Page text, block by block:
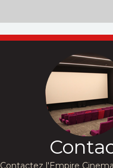
Contactez l'Empire